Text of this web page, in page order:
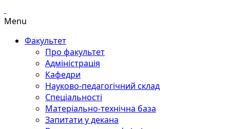
Menu
Факультет
Про факультет
Адміністрація
Кафедри
Науково-педагогічний склад
Спеціальності
Матеріально-технічна база
Запитати у декана